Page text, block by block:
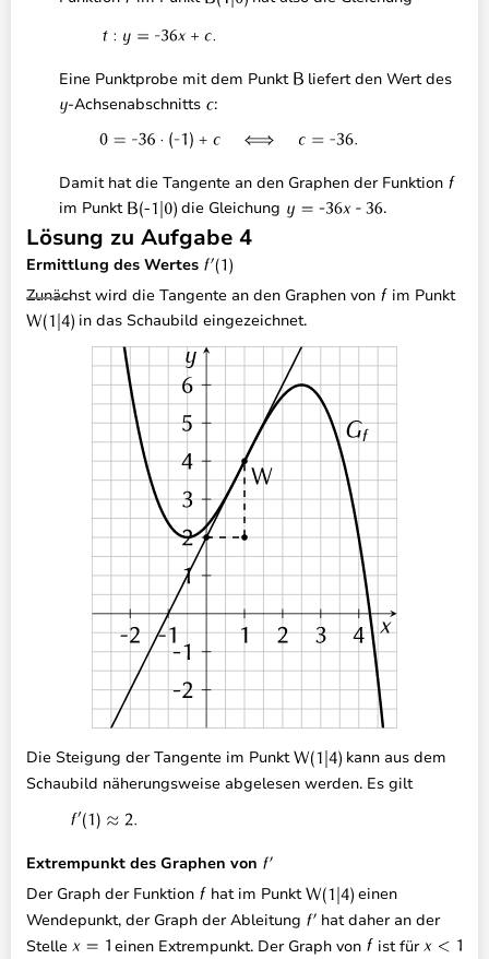
Eine Punktprobe mit dem Punkt
liefert den Wert des
-Achsenabschnitts
:
Damit hat die Tangente an den Graphen der Funktion
im Punkt
die Gleichung .
Lösung zu Aufgabe 4
Ermittlung des Wertes
Zunächst wird die Tangente an den Graphen von
im Punkt
in das Schaubild eingezeichnet.
Die Steigung der Tangente im Punkt
kann aus dem
Schaubild näherungsweise abgelesen werden. Es gilt
Extrempunkt des Graphen von
Der Graph der Funktion
hat im Punkt
einen
Wendepunkt, der Graph der Ableitung
hat daher an der
Stelle
einen Extrempunkt. Der Graph von
ist für